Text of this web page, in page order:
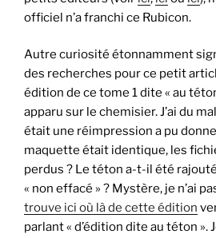
officiel n’a franchi ce Rubicon.
Autre curiosité étonnamment
des recherches pour ce petit
édition de ce tome 1 dite « au
apparu sur le chemisier. J’ai du
était une réimpression a pu
maquette était identique, les
perdus ? Le téton a-t-il été
« non effacé » ? Mystère, je n’ai
trouve ici où là de cette édition
parlant « d’édition dite au téton ».